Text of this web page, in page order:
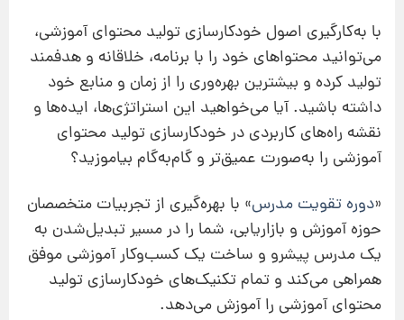
با به‌کارگیری اصول خودکارسازی تولید محتوای آموزشی،
می‌توانید محتواهای خود را با برنامه، خلاقانه و هدفمند
تولید کرده و بیشترین بهره‌وری را از زمان و منابع خود
داشته باشید. آیا می‌خواهید این استراتژی‌ها، ایده‌ها و
نقشه راه‌های کاربردی در خودکارسازی تولید محتوای
آموزشی را به‌صورت عمیق‌تر و گام‌به‌گام بیاموزید؟
«دوره تقویت مدرس» با بهره‌گیری از تجربیات متخصصان
حوزه آموزش و بازاریابی، شما را در مسیر تبدیل‌شدن به
یک مدرس پیشرو و ساخت یک کسب‌وکار آموزشی موفق
همراهی می‌کند و تمام تکنیک‌های خودکارسازی تولید
محتوای آموزشی را آموزش می‌دهد.